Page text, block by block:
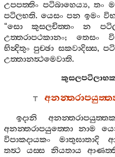
උපපත‍්තිං පටිබාහෙය්‍ය,තං
පටිලභති.යෙසං පන ඉමං
“සො කුසලචිත‍්තං න
උත‍්තරාපථකානං; තෙසං
භින්‍දිතුං පුච‍්ඡා සකවාදිස‍්ස,
උත‍්තානත්‍ථමෙවාති.
ඉදානි
අනන‍්තරාපයුත‍්තො නාම
විපාකදායකං
මාතුඝාතාදි
තත්‍ථ
යස‍්ස නියතාය